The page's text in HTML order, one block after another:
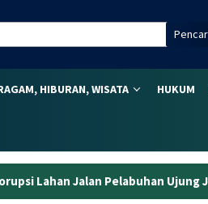
HIBURAN, WISATA HUKUM
Ujung Jabung, Eks